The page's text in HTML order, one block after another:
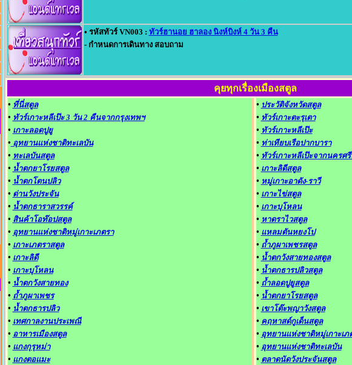
• รหัสทัวร์ VN003 : ทัวร์ฮานอย ฮาลอง นิงห์บิงห์ 4 วัน 3 คืน
- กำหนดการเดินทาง สอบถาม
คุยทุกเรื่องเมืองสตูล
• ที่นี่สตูล
• ทัวร์เกาะหลีเป๊ะ 3 วัน 2 คืนจากกรุงเทพฯ
• เกาะลอดปูยู
• อุทยานแห่งชาติทะเลบัน
• ทะเลบันสตูล
• น้ำตกยาโรยสตูล
• น้ำตกโตนปลิว
• ด่านวังประจัน
• น้ำตกธาราสวรรค์
• สินค้าโอท๊อปสตูล
• อุทยานแห่งชาติหมู่เกาะเภตรา
• เกาะเภตราสตูล
• เกาะลิดี
• เกาะบุโหลน
• น้ำตกวังสายทอง
• ถ้ำภูผาเพชร
• น้ำตกธารปลิว
• เทศกาลงานประเพณี
• อาหารเมืองสตูล
• แกงกุรุหม่า
• แกงตอแมะ
• ประวัติจังหวัดสตูล
• ทัวร์เกาะตะรุเตา
• ทัวร์เกาะหลีเป๊ะ
• ท่าเทียบเรือปากบารา
• ทัวร์เกาะหลีเป๊ะจากนครศ
• เกาะลิดีสตูล
• หมู่เกาะอาดัง-ราวี
• เกาะไข่สตูล
• เกาะบุโหลน
• หาดราไวสตูล
• แหลมตันหยงโป
• ถ้ำภูผาเพชรสตูล
• น้ำตกวังสายทองสตูล
• น้ำตกธารปลิวสตูล
• ถ้ำลอดปูยูสตูล
• น้ำตกยาโรยสตูล
• เขาโต๊ะพญาวังสตูล
• คฤหาสด์กูเด็นสตูล
• อุทยานแห่งชาติหมู่เกาะเภ
• อุทยานแห่งชาติทะเลบัน
• ตลาดนัดวังประจันสตูล